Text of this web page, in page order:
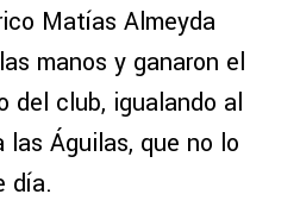
Matías Almeyda
manos y ganaron el
del club, igualando al
Águilas, que no lo
día.